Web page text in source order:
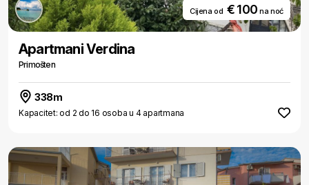
Cijena od € 100na noć
Apartmani Verdina
Primošten
338m
Kapacitet: od 2 do 16 osoba u 4 apartmana